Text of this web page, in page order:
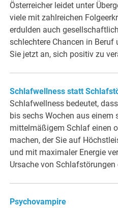
Österreicher leidet unter
viele mit zahlreichen
erdulden auch
schlechtere Chancen in Beruf
Sie jetzt an, sich positiv zu
Schlafwellness statt
Schlafwellness bedeutet,
bis sechs Wochen aus einem
mittelmäßigem Schlaf einen
machen, der Sie auf
und mit maximaler Energie
Ursache von
Psychovampire